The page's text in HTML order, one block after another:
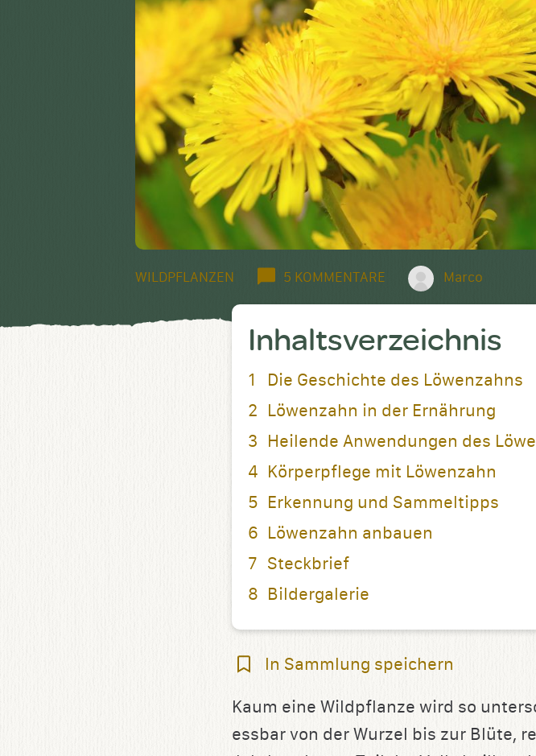
WILDPFLANZEN 5 KOMMENTARE Marco
Inhaltsverzeichnis
Die Geschichte des Löwenzahns
Löwenzahn in der Ernährung
Heilende Anwendungen des
Körperpflege mit Löwenzahn
Erkennung und Sammeltipps
Löwenzahn anbauen
Steckbrief
Bildergalerie
In
speichern
In Sammlung speichern
Kaum eine Wildpflanze wird so
essbar von der Wurzel bis zur Blüte,